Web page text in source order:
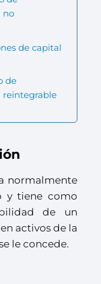
no
de capital
de
reintegrable
normalmente
y tiene como
de un
activos de la
le concede.